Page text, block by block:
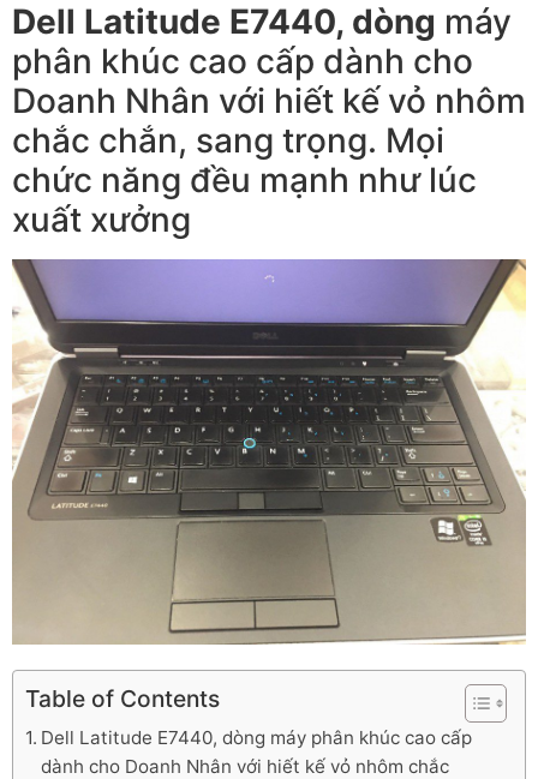
Dell Latitude E7440, dòng máy
phân khúc cao cấp dành cho
Doanh Nhân với hiết kế vỏ nhôm
chắc chắn, sang trọng. Mọi
chức năng đều mạnh như lúc
xuất xưởng
Table of Contents
Dell Latitude E7440, dòng máy phân khúc cao cấp
dành cho Doanh Nhân với hiết kế vỏ nhôm chắc